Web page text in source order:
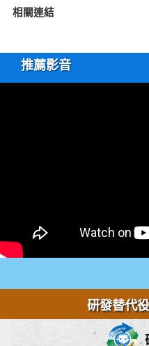
相關連結
推薦影音
研發替代